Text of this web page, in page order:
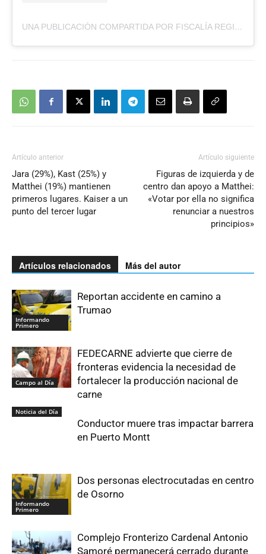
UNA PUBLICACIÓN COMPARTIDA POR FISCALÍA REGIONAL DE LOS LAGOS (@FISCALIAREGIONALDELOSLAGOS)
Artículo anterior
Jara (29%), Kast (25%) y
Matthei (19%) mantienen
primeros lugares. Kaiser a un
punto del tercer lugar
Artículo siguiente
Figuras de izquierda y de
centro dan apoyo a Matthei:
«Votar por ella no significa
renunciar a nuestros
principios»
Artículos relacionados Más del autor
Informando
Primero
Reportan accidente en camino a
Trumao
Campo al Día
FEDECARNE advierte que cierre de
fronteras evidencia la necesidad de
fortalecer la producción nacional de
carne
Noticia del Día
Conductor muere tras impactar barrera
en Puerto Montt
Informando
Primero
Dos personas electrocutadas en centro
de Osorno
Complejo Fronterizo Cardenal Antonio
Samoré permanecerá cerrado durante